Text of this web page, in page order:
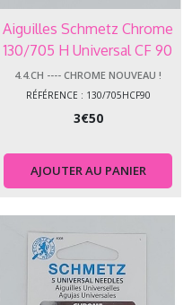
Aiguilles Schmetz Chrome
130/705 H Universal CF 90
4.4.CH ---- CHROME NOUVEAU !
RÉFÉRENCE : 130/705HCF90
3€50
AJOUTER AU PANIER